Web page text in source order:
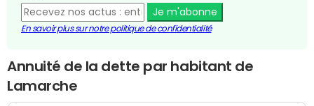
Je m'abonne
En savoir plus sur notre politique de confidentialité
Annuité de la dette par habitant de
Lamarche